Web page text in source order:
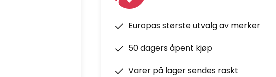
Europas største utvalg av merker
50 dagers åpent kjøp
Varer på lager sendes raskt